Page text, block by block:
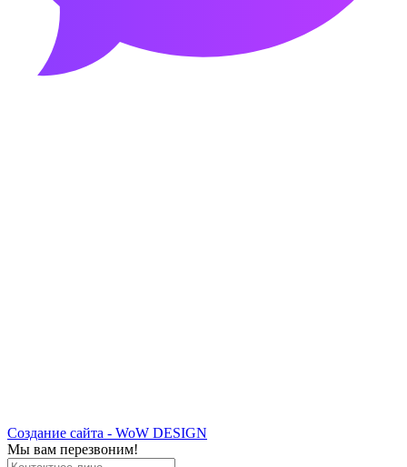
Создание сайта - WoW DESIGN
Мы вам перезвоним!